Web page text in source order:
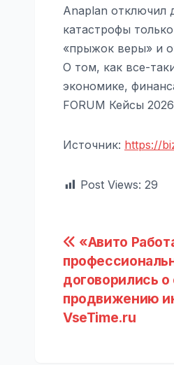
Anaplan отключил
катастрофы
«прыжок веры» и
О том, как все-
экономике,
FORUM Кейсы
Источник: https://
Post Views: 29
по
записям
«Авито
договорились
продвижению
VseTime.ru